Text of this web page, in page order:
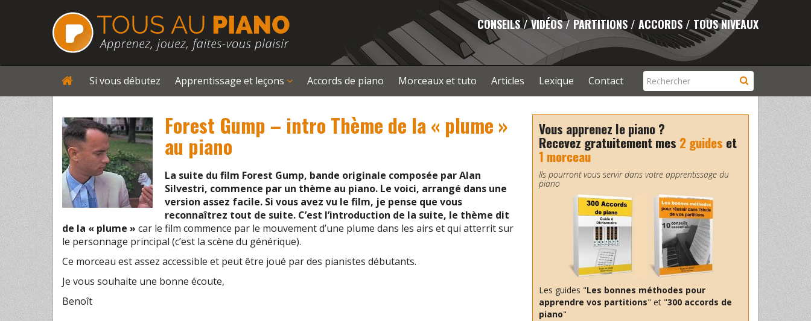
CONSEILS / VIDÉOS / PARTITIONS / ACCORDS / TOUS NIVEAUX
Si vous débutez Apprentissage et leçons Accords de piano Morceaux et tuto Articles Lexique Contact
Forest Gump – intro Thème de la « plume »
au piano
La suite du film Forest Gump, bande originale composée par Alan
Silvestri, commence par un thème au piano. Le voici, arrangé dans une
version assez facile. Si vous avez vu le film, je pense que vous
reconnaîtrez tout de suite. C’est l’introduction de la suite, le thème dit
de la « plume » car le film commence par le mouvement d’une plume dans les airs et qui atterrit sur
le personnage principal (c’est la scène du générique).
Ce morceau est assez accessible et peut être joué par des pianistes débutants.
Je vous souhaite une bonne écoute,
Benoît
Vous apprenez le piano ?
Recevez gratuitement mes 2 guides et
1 morceau
Ils pourront vous servir dans votre apprentissage du
piano
Les guides "Les bonnes méthodes pour
apprendre vos partitions" et "300 accords de
piano"